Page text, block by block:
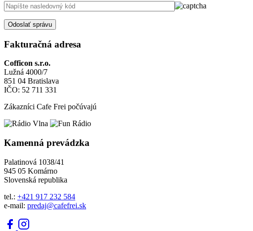
Odoslať správu
Fakturačná adresa
Cofficon s.r.o.
Lužná 4000/7
851 04 Bratislava
IČO: 52 711 331
Zákazníci Cafe Frei počúvajú
Kamenná prevádzka
Palatinová 1038/41
945 05 Komárno
Slovenská republika
tel.: +421 917 232 584
e-mail: predaj@cafefrei.sk